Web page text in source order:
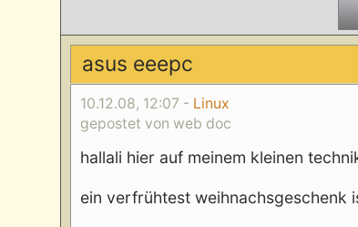
asus eeepc
10.12.08, 12:07 - Linux
gepostet von web doc
hallali hier auf meinem kleinen
ein verfrühtest weihnachsgeschenk